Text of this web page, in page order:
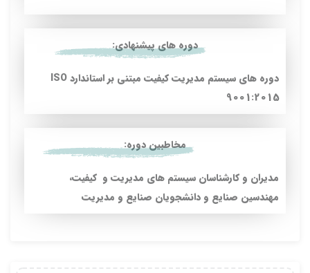
دوره های پیشنهادی:
دوره های سيستم مديريت کيفيت مبتنی بر استاندارد ISO
9001:2015
مخاطبین دوره:
مدیران و کارشناسان سیستم های مدیریت و کیفیت،
مهندسین صنایع و دانشجویان صنایع و مدیریت